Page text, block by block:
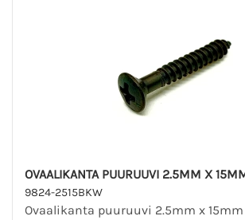
OVAALIKANTA PUURUUVI 2.5MM X
9824-2515BKW
Ovaalikanta puuruuvi 2.5mm x